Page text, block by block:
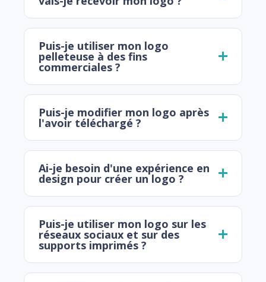
Puis-je utiliser mon logo
pelleteuse à des fins
commerciales ?
Puis-je modifier mon logo après
l'avoir téléchargé ?
Ai-je besoin d'une expérience en
design pour créer un logo ?
Puis-je utiliser mon logo sur les
réseaux sociaux et sur des
supports imprimés ?